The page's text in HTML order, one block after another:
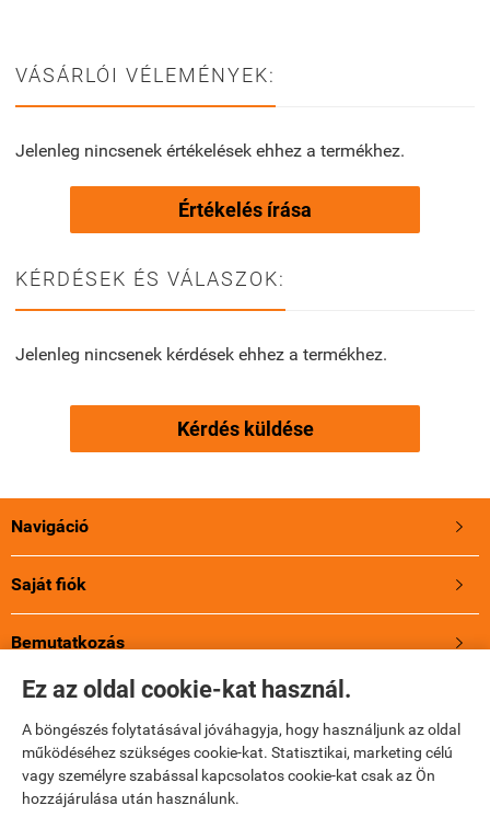
Ez az oldal cookie-kat használ.
A böngészés folytatásával jóváhagyja, hogy használjunk az oldal
működéséhez szükséges cookie-kat. Statisztikai, marketing célú
vagy személyre szabással kapcsolatos cookie-kat csak az Ön
hozzájárulása után használunk.
VÁSÁRLÓI VÉLEMÉNYEK:
Jelenleg nincsenek értékelések ehhez a termékhez.
Értékelés írása
KÉRDÉSEK ÉS VÁLASZOK:
Jelenleg nincsenek kérdések ehhez a termékhez.
Kérdés küldése
Navigáció 
Saját fiók 
Bemutatkozás 
Holland energia, 3 év Garancia!